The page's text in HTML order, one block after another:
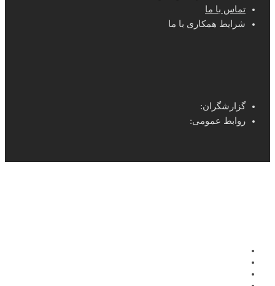
تماس با ما
شرایط همکاری با ما
گزارشگران:
روابط عمومی: